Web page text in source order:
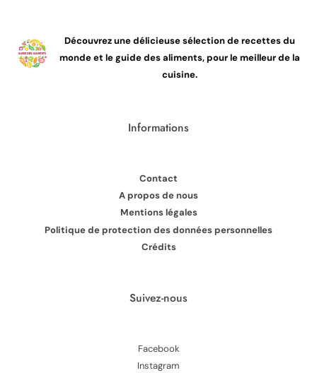
Découvrez une délicieuse sélection de recettes du
monde et le guide des aliments, pour le meilleur de la
cuisine.
Informations
Contact
A propos de nous
Mentions légales
Politique de protection des données personnelles
Crédits
Suivez-nous
Facebook
Instagram